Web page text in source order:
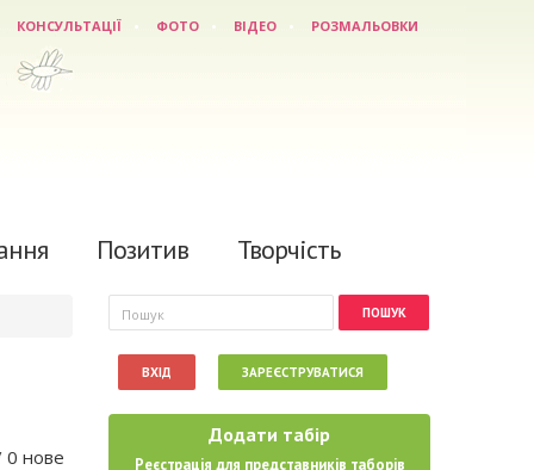
КОНСУЛЬТАЦІЇ ФОТО ВІДЕО РОЗМАЛЬОВКИ
Позитив Творчість
0 нове
Пошукова форма
Пошук
ВХІД ЗАРЕЄСТРУВАТИСЯ
Додати табір
Реєстрація для представників таборів